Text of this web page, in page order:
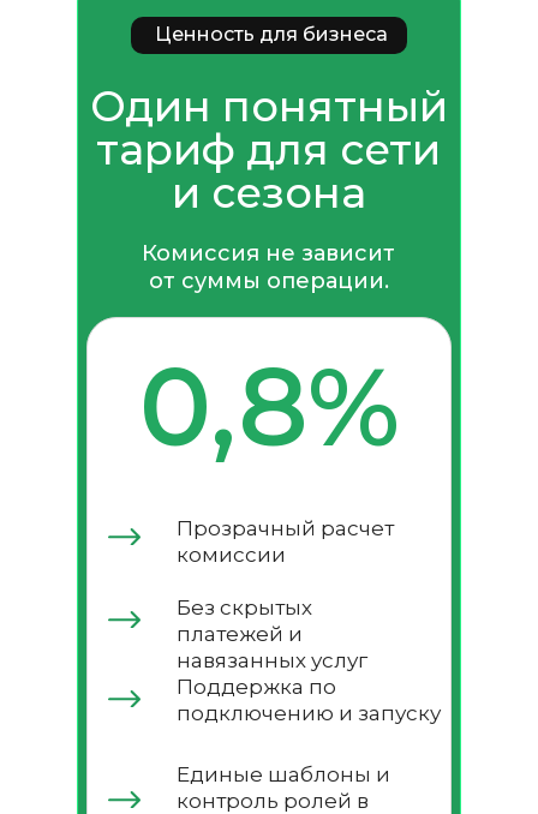
Ценность для бизнеса
Один понятный
тариф для сети
и сезона
Комиссия не зависит
от суммы операции.
0,8%
Прозрачный расчет
комиссии
Поддержка по
подключению и запуску
Без скрытых
платежей и
навязанных услуг
Единые шаблоны и
контроль ролей в